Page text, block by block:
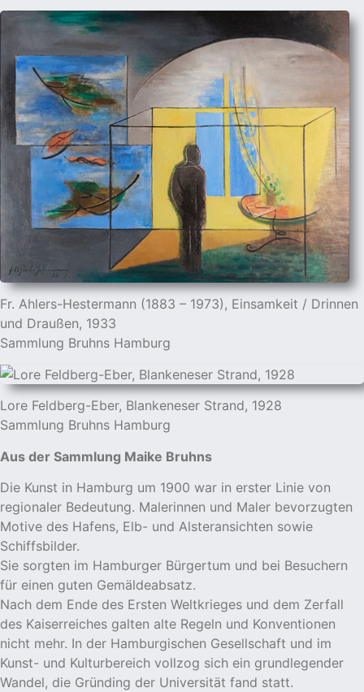
Fr. Ahlers-Hestermann (1883 – 1973), Einsamkeit / Drinnen
und Draußen, 1933
Sammlung Bruhns Hamburg
Lore Feldberg-Eber, Blankeneser Strand, 1928
Sammlung Bruhns Hamburg
Aus der Sammlung Maike Bruhns
Die Kunst in Hamburg um 1900 war in erster Linie von
regionaler Bedeutung. Malerinnen und Maler bevorzugten
Motive des Hafens, Elb- und Alsteransichten sowie
Schiffsbilder.
Sie sorgten im Hamburger Bürgertum und bei Besuchern
für einen guten Gemäldeabsatz.
Nach dem Ende des Ersten Weltkrieges und dem Zerfall
des Kaiserreiches galten alte Regeln und Konventionen
nicht mehr. In der Hamburgischen Gesellschaft und im
Kunst- und Kulturbereich vollzog sich ein grundlegender
Wandel, die Gründing der Universität fand statt.